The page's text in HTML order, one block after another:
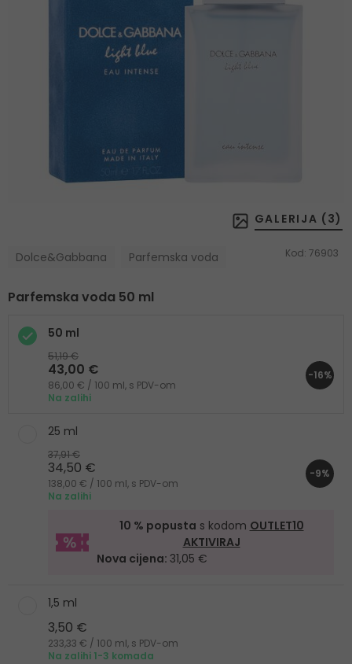
GALERIJA ( 3)
Dolce&Gabbana Parfemska voda Kod: 76903
Parfemska voda 50 ml
50 ml
51,19 €
43,00 €
86,00 € / 100 ml, s PDV-om
Na zalihi
-16%
25 ml
37,91 €
34,50 €
138,00 € / 100 ml, s PDV-om
Na zalihi
-9%
10 % popusta s kodom OUTLET10
AKTIVIRAJ
Nova cijena: 31,05 €
1,5 ml
3,50 €
233,33 € / 100 ml, s PDV-om
Na zalihi 1-3 komada